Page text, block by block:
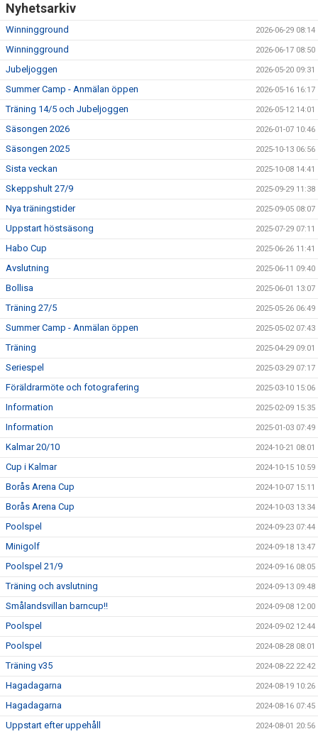
Nyhetsarkiv
Winningground 2026-06-29 08:14
Winningground 2026-06-17 08:50
Jubeljoggen 2026-05-20 09:31
Summer Camp - Anmälan öppen 2026-05-16 16:17
Träning 14/5 och Jubeljoggen 2026-05-12 14:01
Säsongen 2026 2026-01-07 10:46
Säsongen 2025 2025-10-13 06:56
Sista veckan 2025-10-08 14:41
Skeppshult 27/9 2025-09-29 11:38
Nya träningstider 2025-09-05 08:07
Uppstart höstsäsong 2025-07-29 07:11
Habo Cup 2025-06-26 11:41
Avslutning 2025-06-11 09:40
Bollisa 2025-06-01 13:07
Träning 27/5 2025-05-26 06:49
Summer Camp - Anmälan öppen 2025-05-02 07:43
Träning 2025-04-29 09:01
Seriespel 2025-03-29 07:17
Föräldrarmöte och fotografering 2025-03-10 15:06
Information 2025-02-09 15:35
Information 2025-01-03 07:49
Kalmar 20/10 2024-10-21 08:01
Cup i Kalmar 2024-10-15 10:59
Borås Arena Cup 2024-10-07 15:11
Borås Arena Cup 2024-10-03 13:34
Poolspel 2024-09-23 07:44
Minigolf 2024-09-18 13:47
Poolspel 21/9 2024-09-16 08:05
Träning och avslutning 2024-09-13 09:48
Smålandsvillan barncup!! 2024-09-08 12:00
Poolspel 2024-09-02 12:44
Poolspel 2024-08-28 08:01
Träning v35 2024-08-22 22:42
Hagadagarna 2024-08-19 10:26
Hagadagarna 2024-08-16 07:45
Uppstart efter uppehåll 2024-08-01 20:56